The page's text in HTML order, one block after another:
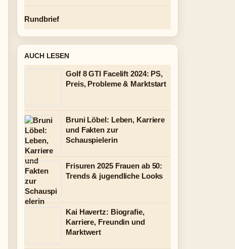
Rundbrief
AUCH LESEN
Golf 8 GTI Facelift 2024: PS,
Preis, Probleme & Marktstart
Bruni Löbel: Leben, Karriere
und Fakten zur
Schauspielerin
Frisuren 2025 Frauen ab 50:
Trends & jugendliche Looks
Kai Havertz: Biografie,
Karriere, Freundin und
Marktwert